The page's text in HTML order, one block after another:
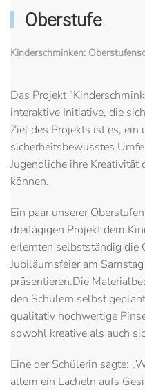
Oberstufe
Kinderschminken:
Das Projekt
interaktive Initiative, die
Ziel des Projekts ist es, ein
sicherheitsbewusstes
Jugendliche ihre Kreativität
können.
Ein paar unserer
dreitägigen Projekt dem
erlernten selbstständig die
Jubiläumsfeier am
präsentieren.Die
den Schülern selbst
qualitativ hochwertige
sowohl kreative als auch
Eine der Schülerin sagte:
allem ein Lächeln aufs